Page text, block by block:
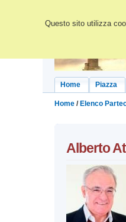
Questo sito utilizza
Home Piazza
Home / Elenco
Alberto